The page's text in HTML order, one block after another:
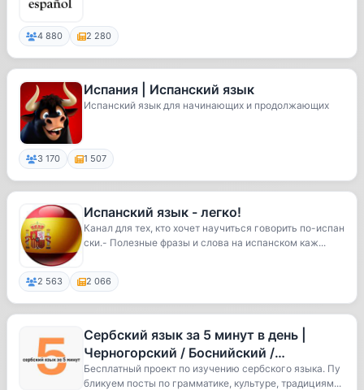
4 880 2 280
Испания | Испанский язык
Испанский язык для начинающих и продолжающих
3 170 1 507
Испанский язык - легко!
Канал для тех, кто хочет научиться говорить по-испан
ски.- Полезные фразы и слова на испанском каж...
2 563 2 066
Сербский язык за 5 минут в день |
Черногорский / Боснийский /
Хорватский язык | Српски jезик | Srpsk
Бесплатный проект по изучению сербского языка. Пу
бликуем посты по грамматике, культуре, традициям...